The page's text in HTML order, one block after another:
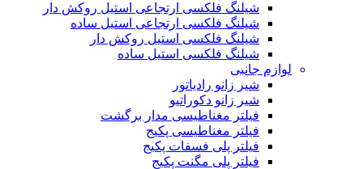
شیلنگ فلکسی ارتجاعی استیل روکش دار
شیلنگ فلکسی ارتجاعی استیل ساده
شیلنگ فلکسی استیل روکش دار
شیلنگ فلکسی استیل ساده
لوازم جانبی
شیر زانو رادیاتور
شیر زانو دکوراتیو
فیلتر مغناطیسی مدار برگشت
فیلتر مغناطیسی پکیج
فیلتر پلی فسفات پکیج
فیلتر پلی مگنت پکیج